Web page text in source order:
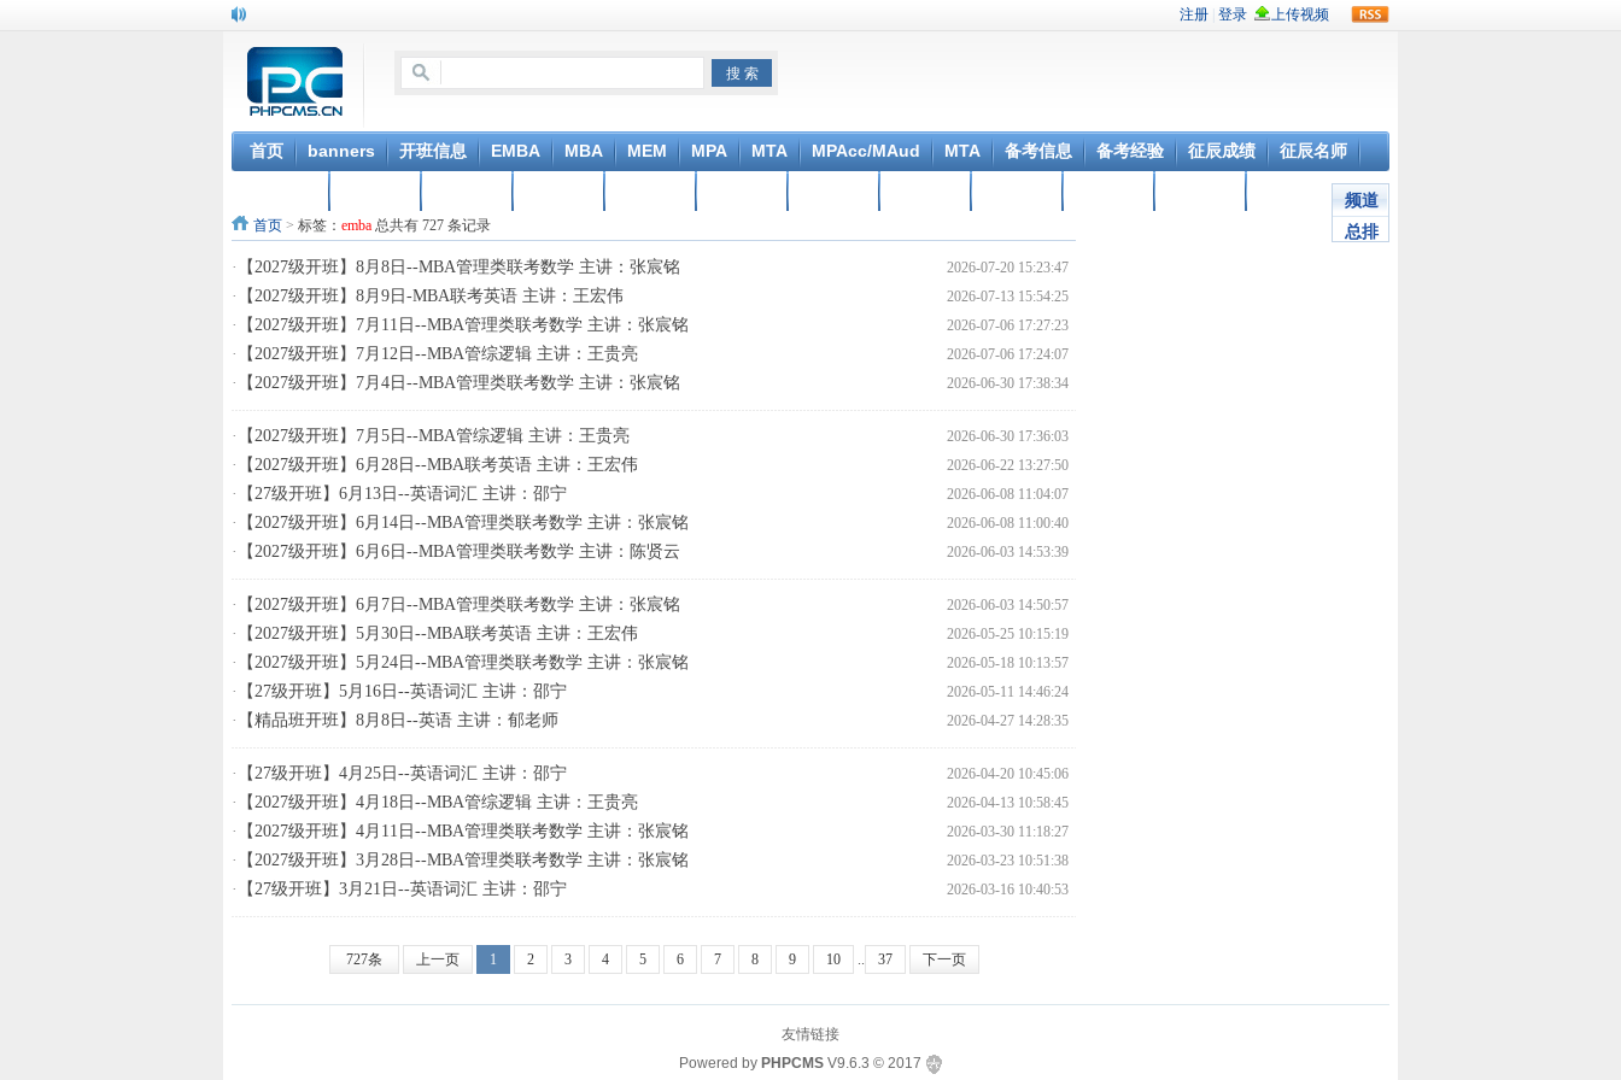
首页 banners 开班信息 EMBA MBA MEM MPA MTA MPAcc/MAud MTA 备考信息 备考经验 征辰成绩 征辰名师
首页 > 标签： emba 总共有 727 条记录
2026-07-20 15:23:47
· 【2027级开班】8月8日--MBA管理类联考数学 主讲：张宸铭
2026-07-13 15:54:25
· 【2027级开班】8月9日-MBA联考英语 主讲：王宏伟
2026-07-06 17:27:23
· 【2027级开班】7月11日--MBA管理类联考数学 主讲：张宸铭
2026-07-06 17:24:07
· 【2027级开班】7月12日--MBA管综逻辑 主讲：王贵亮
2026-06-30 17:38:34
· 【2027级开班】7月4日--MBA管理类联考数学 主讲：张宸铭
2026-06-30 17:36:03
· 【2027级开班】7月5日--MBA管综逻辑 主讲：王贵亮
2026-06-22 13:27:50
· 【2027级开班】6月28日--MBA联考英语 主讲：王宏伟
2026-06-08 11:04:07
· 【27级开班】6月13日--英语词汇 主讲：邵宁
2026-06-08 11:00:40
· 【2027级开班】6月14日--MBA管理类联考数学 主讲：张宸铭
2026-06-03 14:53:39
· 【2027级开班】6月6日--MBA管理类联考数学 主讲：陈贤云
2026-06-03 14:50:57
· 【2027级开班】6月7日--MBA管理类联考数学 主讲：张宸铭
2026-05-25 10:15:19
· 【2027级开班】5月30日--MBA联考英语 主讲：王宏伟
2026-05-18 10:13:57
· 【2027级开班】5月24日--MBA管理类联考数学 主讲：张宸铭
2026-05-11 14:46:24
· 【27级开班】5月16日--英语词汇 主讲：邵宁
2026-04-27 14:28:35
· 【精品班开班】8月8日--英语 主讲：郁老师
2026-04-20 10:45:06
· 【27级开班】4月25日--英语词汇 主讲：邵宁
2026-04-13 10:58:45
· 【2027级开班】4月18日--MBA管综逻辑 主讲：王贵亮
2026-03-30 11:18:27
· 【2027级开班】4月11日--MBA管理类联考数学 主讲：张宸铭
2026-03-23 10:51:38
· 【2027级开班】3月28日--MBA管理类联考数学 主讲：张宸铭
2026-03-16 10:40:53
· 【27级开班】3月21日--英语词汇 主讲：邵宁
727条 上一页 1 2 3 4 5 6 7 8 9 10 .. 37 下一页
频道
总排
友情链接
Powered by PHPCMS V9.6.3 © 2017